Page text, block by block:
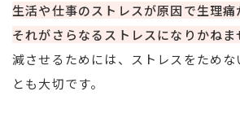
生活や仕事のストレスが原因で生理痛
それがさらなるストレスになりかねま
減させるためには、ストレスをためな
とも大切です。